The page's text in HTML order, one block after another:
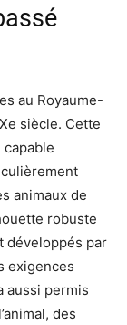
au Royaume-
siècle. Cette
capable
animaux de
robuste
développés par
exigences
aussi permis
des